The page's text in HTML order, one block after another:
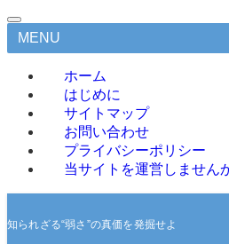
MENU
ホーム
はじめに
サイトマップ
お問い合わせ
プライバシーポリシー
当サイトを運営しません
知られざる“弱さ”の真価を発掘せよ